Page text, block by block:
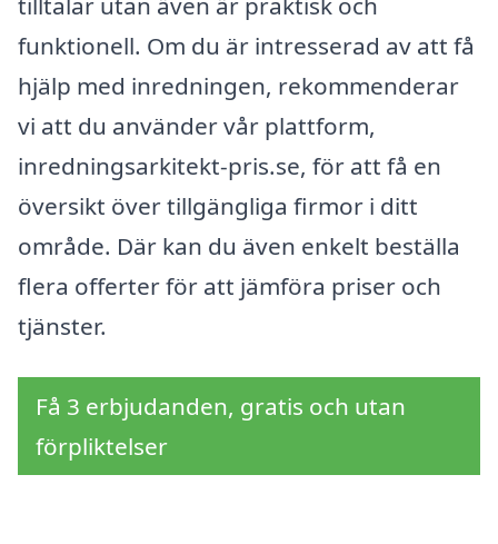
funktionell. Om du är intresserad av att få
hjälp med inredningen, rekommenderar
vi att du använder vår plattform,
inredningsarkitekt-pris.se, för att få en
översikt över tillgängliga firmor i ditt
område. Där kan du även enkelt beställa
flera offerter för att jämföra priser och
tjänster.
Få 3 erbjudanden, gratis och utan
förpliktelser